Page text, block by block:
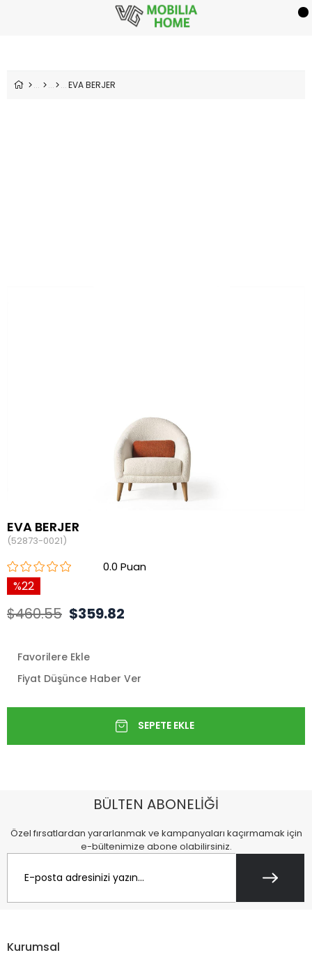
EVA BERJER
EVA BERJER
(52873-0021)
0.0
22
$460.55 $359.82
Favorilere Ekle
Fiyat Düşünce Haber Ver
BÜLTEN ABONELİĞİ
Özel fırsatlardan yararlanmak ve kampanyaları kaçırmamak için
e-bültenimize abone olabilirsiniz.
Kurumsal